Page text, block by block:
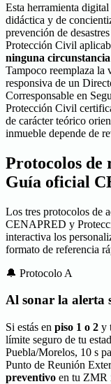
Esta herramienta
didáctica y de
prevención de
Protección Civil
ninguna
Tampoco reemplaza la
responsiva de un
Corresponsable en
Protección Civil
de carácter teórico
inmueble depende de
Protocolos de
Guía oficial
Los tres protocolos de
CENAPRED y
interactiva los
formato de referencia
🔔 Protocolo A
Al sonar la alerta
Si estás en piso 1 o 2 y
límite seguro de tu
Puebla/Morelos, 10 s
Punto de Reunión
preventivo en tu ZMR